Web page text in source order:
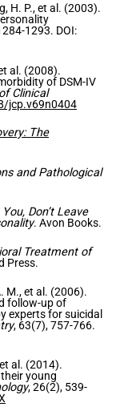
H. P., et al. (2003).
1293. DOI:
al. (2008).
of DSM-IV
Clinical
jcp.v69n0404
The
and Pathological
Don’t Leave
. Avon Books.
Treatment of
Press.
M., et al. (2006).
follow-up of
experts for suicidal
, 63(7), 757-766.
al. (2014).
young
, 26(2), 539-